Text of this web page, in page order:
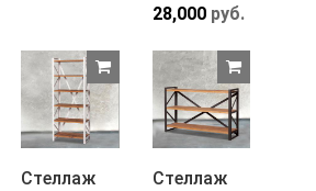
28,000руб.
Стеллаж
Стеллаж